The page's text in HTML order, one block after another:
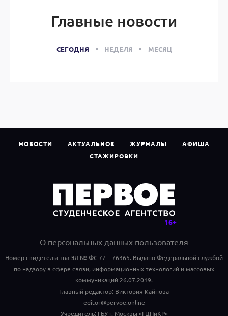
Главные новости
СЕГОДНЯ НЕДЕЛЯ МЕСЯЦ
НОВОСТИ АКТУАЛЬНОЕ ЖУРНАЛЫ
АФИША
СТАЖИРОВКИ
О персональных данных пользователя
Номер свидетельства ЭЛ № ФС 77 – 76365. Выдано Федеральной службой
по надзору в сфере связи, информационных технологий и массовых
коммуникаций 26.07.2019.
Главный редактор: Виктория Кайнова
editor@pervoe.online
Учредитель: ГБУ г. Москвы «ГЦПиКР»